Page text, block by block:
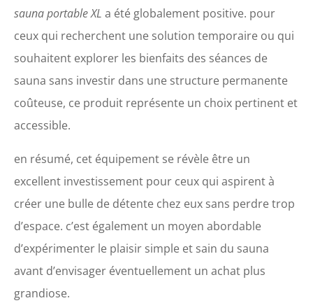
calore del vapore e ridurre
le dispersioni; il coperchio
speciale della caldaia a
vapore è progettato per
prevenire la rottura del
vetro temperato,
garantendo la vostra
sauna portable XL a été globalement positive. pour
ceux qui recherchent une solution temporaire ou qui
souhaitent explorer les bienfaits des séances de
sauna sans investir dans une structure permanente
coûteuse, ce produit représente un choix pertinent et
accessible.
en résumé, cet équipement se révèle être un
excellent investissement pour ceux qui aspirent à
créer une bulle de détente chez eux sans perdre trop
d’espace. c’est également un moyen abordable
d’expérimenter le plaisir simple et sain du sauna
avant d’envisager éventuellement un achat plus
grandiose.